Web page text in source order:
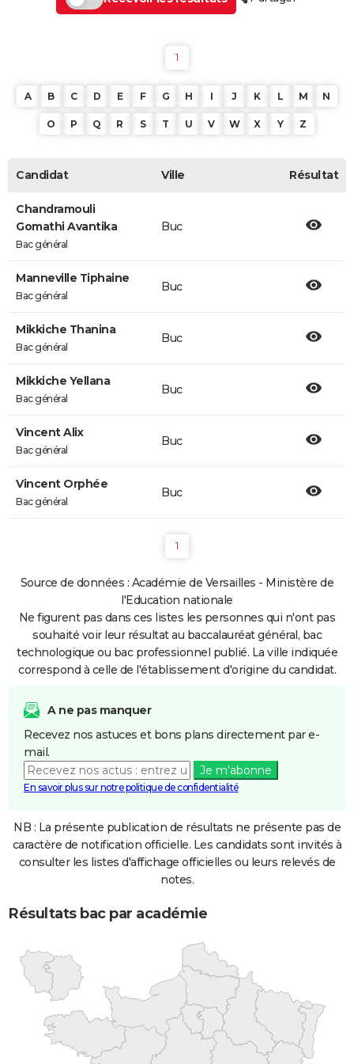
1
A B C D E F G H I J K L M N
O P Q R S T U V W X Y Z
Candidat Ville Résultat
Chandramouli
Gomathi Avantika
Bac général
Buc
Manneville Tiphaine
Bac général
Buc
Mikkiche Thanina
Bac général
Buc
Mikkiche Yellana
Bac général
Buc
Vincent Alix
Bac général
Buc
Vincent Orphée
Bac général
Buc
1
Source de données : Académie de Versailles - Ministère de
l'Education nationale
Ne figurent pas dans ces listes les personnes qui n'ont pas
souhaité voir leur résultat au baccalauréat général, bac
technologique ou bac professionnel publié. La ville indiquée
correspond à celle de l'établissement d'origine du candidat.
A ne pas manquer
Recevez nos astuces et bons plans directement par e-
mail.
Je m'abonne
En savoir plus sur notre politique de confidentialité
NB : La présente publication de résultats ne présente pas de
caractère de notification officielle. Les candidats sont invités à
consulter les listes d'affichage officielles ou leurs relevés de
notes.
Résultats bac par académie